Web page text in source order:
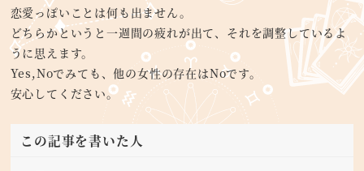
恋愛っぽいことは何も出ません。
どちらかというと一週間の疲れが出て、それを調整しているよ
うに思えます。
Yes,Noでみても、他の女性の存在はNoです。
安心してください。
この記事を書いた人